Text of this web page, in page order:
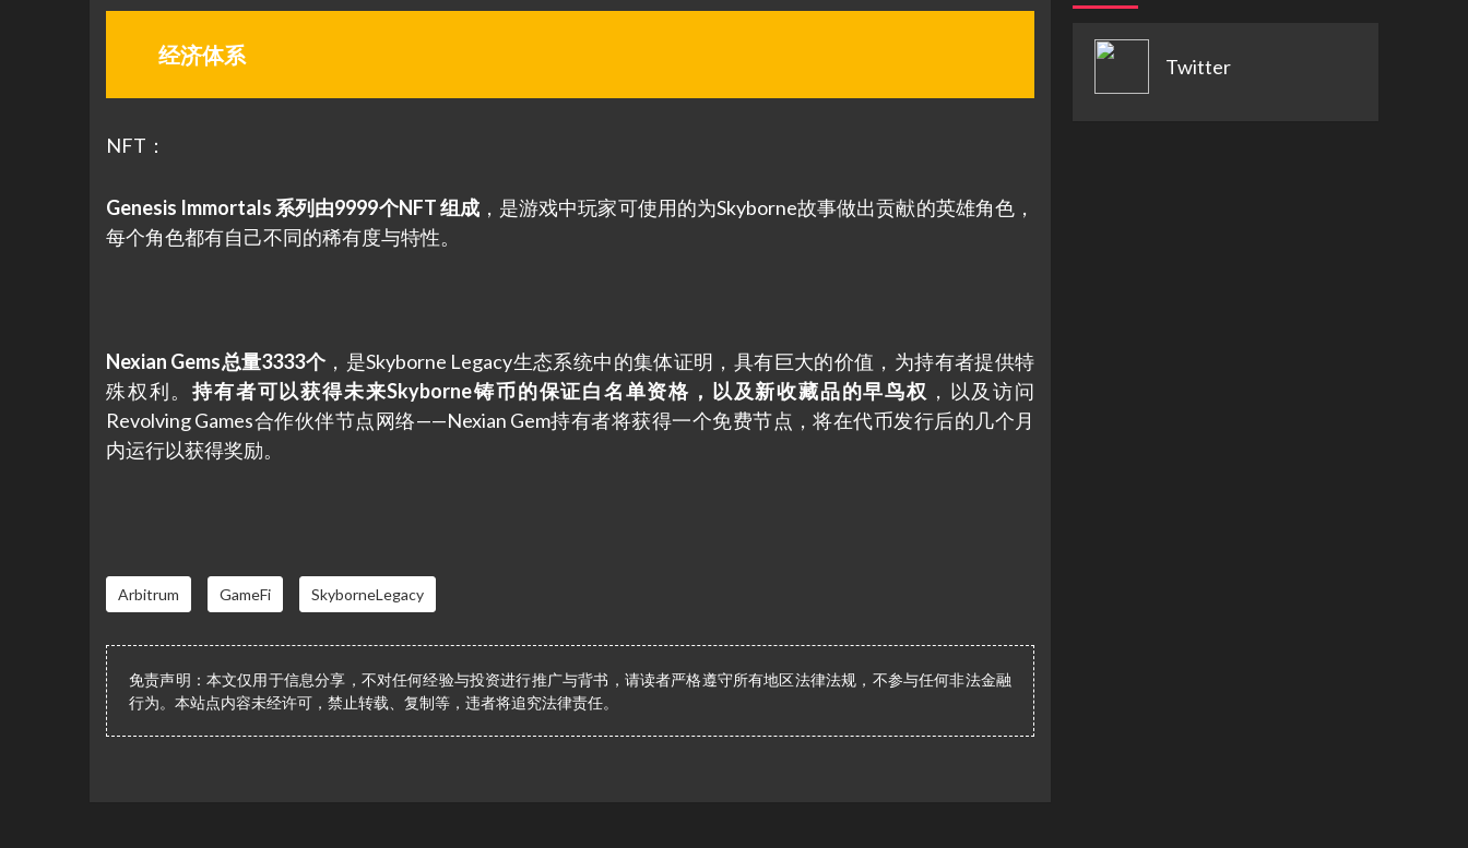
经济体系
NFT：
Genesis Immortals 系列由9999个NFT 组成，是游戏中玩家可使用的为Skyborne故事做出贡献的英雄角色，
每个角色都有自己不同的稀有度与特性。
Nexian Gems总量3333个 ，是Skyborne Legacy生态系统中的集体证明，具有巨大的价值，为持有者提供特
殊权利。持有者可以获得未来Skyborne铸币的保证白名单资格，以及新收藏品的早鸟权 ，以及访问
Revolving Games合作伙伴节点网络——Nexian Gem持有者将获得一个免费节点，将在代币发行后的几个月
内运行以获得奖励。
Arbitrum GameFi SkyborneLegacy
免责声明：本文仅用于信息分享，不对任何经验与投资进行推广与背书，请读者严格遵守所有地区法律法规，不参与任何非法金融
行为。本站点内容未经许可，禁止转载、复制等，违者将追究法律责任。
Twitter